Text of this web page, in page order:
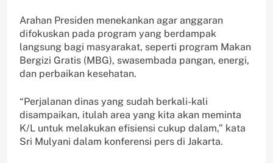
Arahan Presiden menekankan agar anggaran
difokuskan pada program yang berdampak
langsung bagi masyarakat, seperti program Makan
Bergizi Gratis (MBG), swasembada pangan, energi,
dan perbaikan kesehatan.
“Perjalanan dinas yang sudah berkali-kali
disampaikan, itulah area yang kita akan meminta
K/L untuk melakukan efisiensi cukup dalam,” kata
Sri Mulyani dalam konferensi pers di Jakarta.